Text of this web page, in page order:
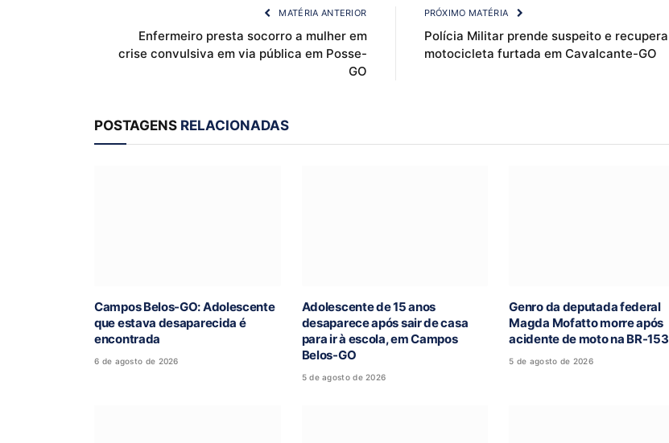
MATÉRIA ANTERIOR
Enfermeiro presta socorro a mulher em
crise convulsiva em via pública em Posse-
GO
PRÓXIMO MATÉRIA
Polícia Militar prende suspeito e recupera
motocicleta furtada em Cavalcante-GO
POSTAGENS RELACIONADAS
Campos Belos-GO: Adolescente
que estava desaparecida é
encontrada
6 de agosto de 2026
Adolescente de 15 anos
desaparece após sair de casa
para ir à escola, em Campos
Belos-GO
5 de agosto de 2026
Genro da deputada federal
Magda Mofatto morre após
acidente de moto na BR-153
5 de agosto de 2026